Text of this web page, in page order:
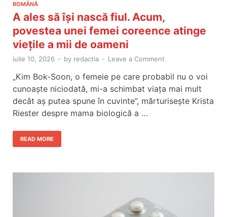
ROMÂNĂ
A ales să își nască fiul. Acum,
povestea unei femei coreence atinge
viețile a mii de oameni
iulie 10, 2026 - by redactia - Leave a Comment
„Kim Bok-Soon, o femeie pe care probabil nu o voi
cunoaște niciodată, mi-a schimbat viața mai mult
decât aș putea spune în cuvinte”, mărturisește Krista
Riester despre mama biologică a …
READ MORE